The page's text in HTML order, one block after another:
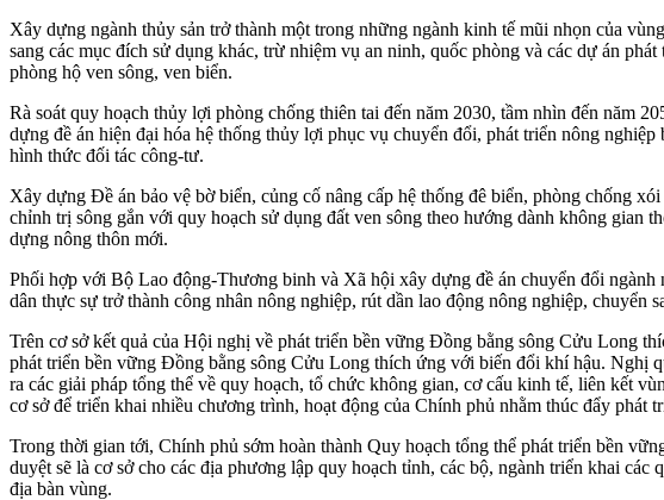
Xây dựng ngành thủy sản trở thành một trong những ngành kinh tế mũi nhọn của
sang các mục đích sử dụng khác, trừ nhiệm vụ an ninh, quốc phòng và các dự án
phòng hộ ven sông, ven biển.
Rà soát quy hoạch thủy lợi phòng chống thiên tai đến năm 2030, tầm nhìn đến năm
dựng đề án hiện đại hóa hệ thống thủy lợi phục vụ chuyển đổi, phát triển nông
hình thức đối tác công-tư.
Xây dựng Đề án bảo vệ bờ biển, củng cố nâng cấp hệ thống đê biển, phòng chống
chỉnh trị sông gắn với quy hoạch sử dụng đất ven sông theo hướng dành không
dựng nông thôn mới.
Phối hợp với Bộ Lao động-Thương binh và Xã hội xây dựng đề án chuyển đổi
dân thực sự trở thành công nhân nông nghiệp, rút dần lao động nông nghiệp, chuyển
Trên cơ sở kết quả của Hội nghị về phát triển bền vững Đồng bằng sông Cửu Long
phát triển bền vững Đồng bằng sông Cửu Long thích ứng với biến đổi khí hậu. Nghị
ra các giải pháp tổng thể về quy hoạch, tổ chức không gian, cơ cấu kinh tế, liên kết
cơ sở để triển khai nhiều chương trình, hoạt động của Chính phủ nhằm thúc đẩy
Trong thời gian tới, Chính phủ sớm hoàn thành Quy hoạch tổng thể phát triển bền
duyệt sẽ là cơ sở cho các địa phương lập quy hoạch tỉnh, các bộ, ngành triển khai
địa bàn vùng.